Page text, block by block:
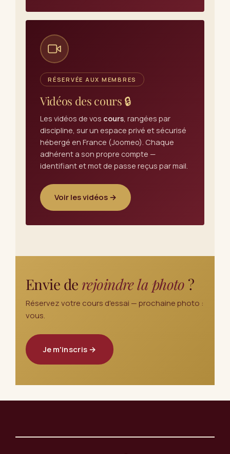
RÉSERVÉE AUX MEMBRES
Vidéos des cours 🔒
Les vidéos de vos cours, rangées par
discipline, sur un espace privé et sécurisé
hébergé en France (Joomeo). Chaque
adhérent a son propre compte —
identifiant et mot de passe reçus par mail.
Voir les vidéos →
Envie de rejoindre la photo ?
Réservez votre cours d'essai — prochaine photo :
vous.
Je m'inscris →